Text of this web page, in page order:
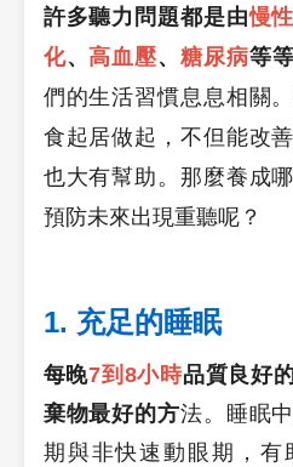
許多聽力問題都是由慢
化、高血壓、 糖尿病等等
們的生活習慣息息相關
食起居做起，不但能改
也大有幫助。那麼養成
預防未來出現重聽呢？
1. 充足的睡眠
每晚7到8小時品質良好
棄物最好的方法。睡眠
期與非快速動眼期，有